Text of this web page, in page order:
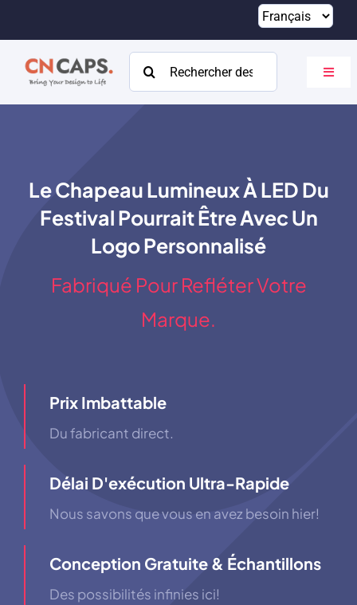
contenu
Rechercher:
Catalogue
Ressources
Le Chapeau Lumineux À LED Du
Festival Pourrait Être Avec Un
Logo Personnalisé
Fabriqué Pour Refléter Votre
Marque.
Prix ​​imbattable
Du fabricant direct.
Délai D'exécution Ultra-Rapide
Nous savons que vous en avez besoin hier!
Conception Gratuite & Échantillons
Des possibilités infinies ici!